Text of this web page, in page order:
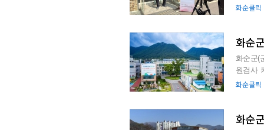
공동체
화순클릭
화순
화순군(
원검사 키트 5만
용자 ▲
화순클릭
화순